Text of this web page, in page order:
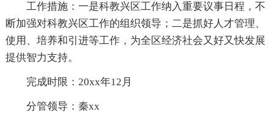
工作措施：一是科教兴区工作纳入重要议事日程，不
断加强对科教兴区工作的组织领导；二是抓好人才管理、
使用、培养和引进等工作，为全区经济社会又好又快发展
提供智力支持。
完成时限：20xx年12月
分管领导：秦xx